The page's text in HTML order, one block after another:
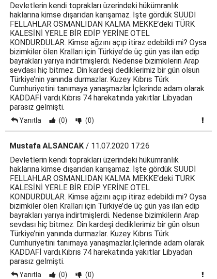
Devletlerin kendi toprakları üzerindeki hükümranlık
haklarına kimse dışarıdan karışamaz. İşte gördük SUUDİ
FELLAHLAR OSMANLIDAN KALMA MEKKE’deki TÜRK
KALESİNİ YERLE BİR EDİP YERİNE OTEL
KONDURDULAR. Kimse ağzını açıp itiraz edebildi mi? Oysa
bizimkiler ölen Kralları için Türkiye’de üç gün yas ilan edip
bayrakları yarıya indirtmişlerdi. Nedense bizimkilerin Arap
sevdası hiç bitmez. Din kardeşi dediklerimiz bir gün olsun
Türkiye’nin yanında durmazlar. Kuzey Kıbrıs Türk
Cumhuriyetini tanımaya yanaşmazlar.İçlerinde adam olarak
KADDAFİ vardı.Kıbrıs 74 harekatında yakıtlar Libyadan
parasız gelmişti.
Yanıtla (0) (0)
Mustafa ALSANCAK / 11.07.2020 17:26
Devletlerin kendi toprakları üzerindeki hükümranlık
haklarına kimse dışarıdan karışamaz. İşte gördük SUUDİ
FELLAHLAR OSMANLIDAN KALMA MEKKE’deki TÜRK
KALESİNİ YERLE BİR EDİP YERİNE OTEL
KONDURDULAR. Kimse ağzını açıp itiraz edebildi mi? Oysa
bizimkiler ölen Kralları için Türkiye’de üç gün yas ilan edip
bayrakları yarıya indirtmişlerdi. Nedense bizimkilerin Arap
sevdası hiç bitmez. Din kardeşi dediklerimiz bir gün olsun
Türkiye’nin yanında durmazlar. Kuzey Kıbrıs Türk
Cumhuriyetini tanımaya yanaşmazlar.İçlerinde adam olarak
KADDAFİ vardı.Kıbrıs 74 harekatında yakıtlar Libyadan
parasız gelmişti.
Yanıtla (0) (0)